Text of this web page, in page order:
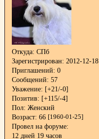
Откуда: СПб
Зарегистрирован: 2012-12-18
Приглашений: 0
Сообщений: 57
Уважение: [+21/-0]
Позитив: [+115/-4]
Пол: Женский
Возраст: 66 [1960-01-25]
Провел на форуме:
12 дней 19 часов